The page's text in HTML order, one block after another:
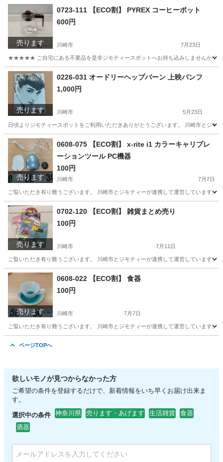
神奈川 川崎市 リユース
売ります
0723-111 【ECO割】 PYREX コーヒーポット
600円
川崎市 7月23日
★★★★★ ご自宅にある不要品を是非ジモティースポットへお持ち込みしませんか？
神奈川 川崎市 コーヒーポット
売ります
0226-031 オードリーヘップバーン 上映パンフ
1,000円
川崎市 5月23日
日頃よりジモティースポットをご利用いただきありがとうございます。 川崎市とジ
神奈川 川崎市 本/CD/DVD リユース
売ります
0608-075 【ECO割】 x-rite i1 カラーキャリブレ
ーションツール PC機器
100円
川崎市 7月7日
ご覧いただき有り難うございます。 川崎市とジモティーが連携して運営していま
神奈川 川崎市 リユース
売ります
0702-120 【ECO割】 雑貨まとめ売り
100円
川崎市 7月11日
ご覧いただき有り難うございます。 川崎市とジモティーが連携して運営していま
神奈川 川崎市 リユース
売ります
0608-022 【ECO割】 食器
100円
川崎市 7月7日
ご覧いただき有り難うございます。 川崎市とジモティーが連携して運営していま
ページTOPへ
欲しいモノが見つからなかった方
ご希望の条件を登録するだけで、新着情報をいち早くお届け出来ま
す。
選択中の条件 神奈川県 売ります・あげます 生活雑貨
食器
酒器